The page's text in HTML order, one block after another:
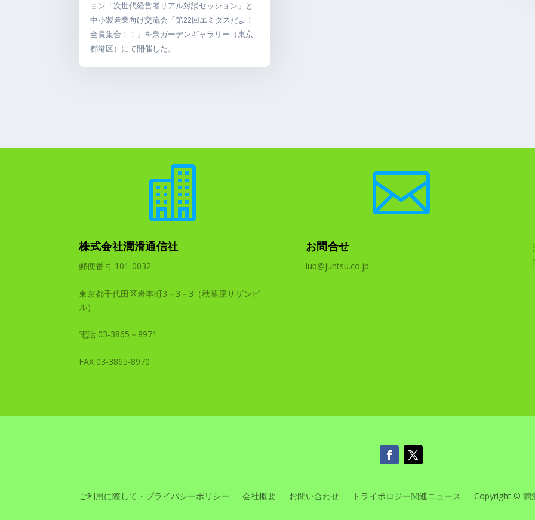
ョン「次世代経営者リアル対談セッション」と
中小製造業向け交流会「第22回エミダスだよ！
全員集合！！」を泉ガーデンギャラリー（東京
都港区）にて開催した。

株式会社潤滑通信社
郵便番号 101-0032
東京都千代田区岩本町3－3－3（秋葉原サザンビ
ル）
電話 03-3865－8971
FAX 03-3865-8970

お問合せ
lub@juntsu.co.jp
ご利用に際して・プライバシーポリシー 会社概要 お問い合わせ トライボロジー関連ニュース Copyright © 潤